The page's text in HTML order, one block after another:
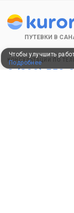
ПУТЕВКИ В
КОНСУЛЬТАЦИИ ПО
8 (800) 550-
Чтобы улучшить
Подробнее